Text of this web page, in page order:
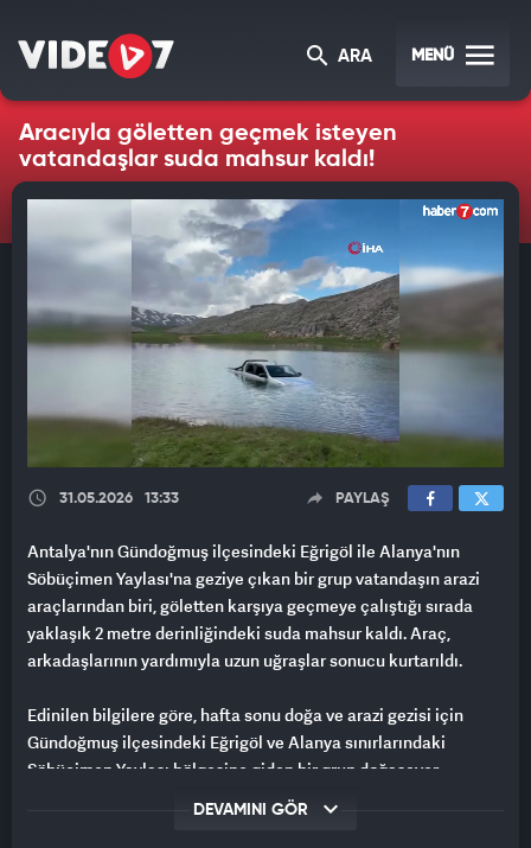
ARA MENÜ
Aracıyla göletten geçmek isteyen
vatandaşlar suda mahsur kaldı!
31.05.2026 13:33 PAYLAŞ
Antalya'nın Gündoğmuş ilçesindeki Eğrigöl ile Alanya'nın
Söbüçimen Yaylası'na geziye çıkan bir grup vatandaşın arazi
araçlarından biri, göletten karşıya geçmeye çalıştığı sırada
yaklaşık 2 metre derinliğindeki suda mahsur kaldı. Araç,
arkadaşlarının yardımıyla uzun uğraşlar sonucu kurtarıldı.
Edinilen bilgilere göre, hafta sonu doğa ve arazi gezisi için
Gündoğmuş ilçesindeki Eğrigöl ve Alanya sınırlarındaki
Söbüçimen Yaylası bölgesine giden bir grup doğasever,
güzergâh üzerinde bulunan göletten araçlarıyla geçiş yapmak
DEVAMINI GÖR